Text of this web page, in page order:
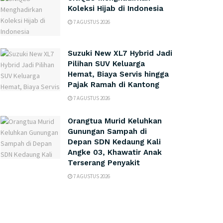
Koleksi Hijab di Indonesia
7 AGUSTUS 2026
Suzuki New XL7 Hybrid Jadi
Pilihan SUV Keluarga
Hemat, Biaya Servis hingga
Pajak Ramah di Kantong
7 AGUSTUS 2026
Orangtua Murid Keluhkan
Gunungan Sampah di
Depan SDN Kedaung Kali
Angke 03, Khawatir Anak
Terserang Penyakit
7 AGUSTUS 2026